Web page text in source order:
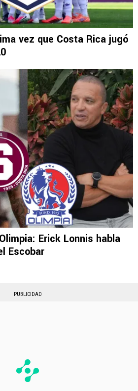
vez que Costa Rica jugó
Erick Lonnis habla
Escobar
PUBLICIDAD